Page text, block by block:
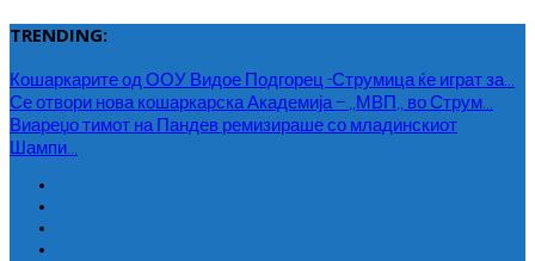
TRENDING:
Кошаркарите од ООУ Видое Подгорец -Струмица ќе играт за...
Се отвори нова кошаркарска Академија – ,,МВП,, во Струм...
Виареџо тимот на Пандев ремизираше со младинскиот
Шампи...